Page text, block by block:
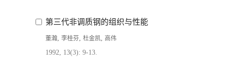
第三代非调质钢的组织与性能
董瀚, 李桂芬, 杜金凯, 高伟
1992, 13(3): 9-13.